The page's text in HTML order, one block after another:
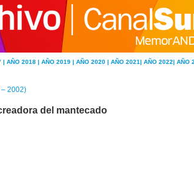
| AÑO 2018 | AÑO 2019 | AÑO 2020 | AÑO 2021| AÑO 2022| AÑO
2002)
del mantecado